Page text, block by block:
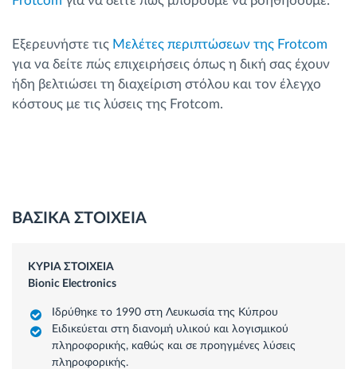
Εξερευνήστε τις Μελέτες περιπτώσεων της Frotcom
για να δείτε πώς επιχειρήσεις όπως η δική σας έχουν
ήδη βελτιώσει τη διαχείριση στόλου και τον έλεγχο
κόστους με τις λύσεις της Frotcom.
ΒΑΣΙΚΑ ΣΤΟΙΧΕΙΑ
ΚΥΡΙΑ ΣΤΟΙΧΕΙΑ
Bionic Electronics
Ιδρύθηκε το 1990 στη Λευκωσία της Κύπρου
Ειδικεύεται στη διανομή υλικού και λογισμικού
πληροφορικής, καθώς και σε προηγμένες λύσεις
πληροφορικής.